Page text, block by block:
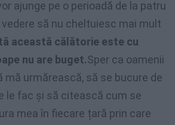
ajunge pe o perioadă de la patru
vedere să nu cheltuiesc mai mult
această călătorie este cu
nu are buget.Sper ca oamenii
urmărească, să se bucure de
le fac și să citească cum se
mea în fiecare țară prin care